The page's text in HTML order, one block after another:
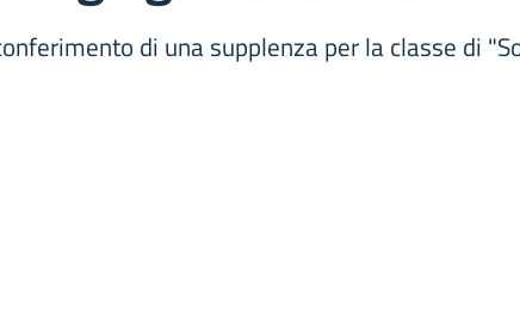
di una supplenza per la classe di